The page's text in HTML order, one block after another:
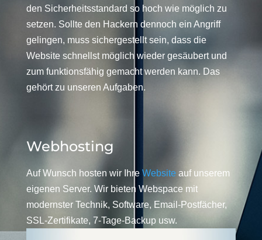
den Sicherheitsstandard so hoch wie möglich zu
setzen. Sollte den Hackern dennoch ein Angriff
gelingen, muss sichergestellt sein, dass die
Website schnellst möglich wieder gesäubert und
zum funktionsfähig gemacht werden kann. Das
gehört zu unseren Aufgaben.
Webhosting
Auf Wunsch hosten wir Ihre Website auf unserem
eigenen Server. Wir bieten Webspace mit
modernster Technik, Software, Email-Postfächer,
SSL-Zertifikate, 7-Tage-Backup usw.